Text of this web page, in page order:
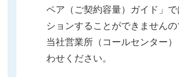
ペア（ご契約容量）ガイド」
ションすることができません
当社営業所（コールセンター
わせください。